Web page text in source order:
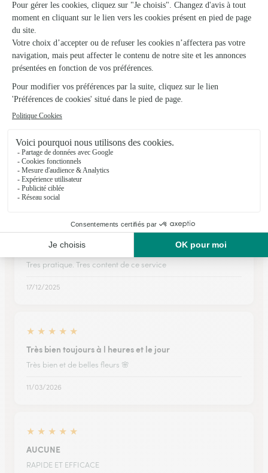
Maison Huau Bodinier
Craon
★★ ★
4.6 (122)
5, rue de Belgique
Voir la boutique
Ils ont fait livrer des fleurs ou une plante à
Villiers-Charlemagne
★ ★ ★ ★ ★
Tres pratique
Tres pratique. Tres content de ce service
17/12/2025
★ ★ ★ ★ ★
Très bien toujours à l heures et le jour
Très bien et de belles fleurs 🌸
11/03/2026
★ ★ ★ ★ ★
AUCUNE
RAPIDE ET EFFICACE